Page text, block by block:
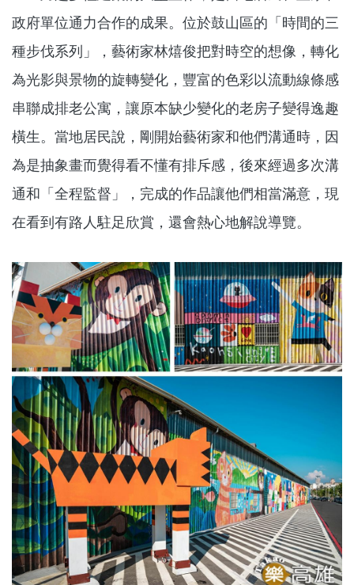
政府單位通力合作的成果。位於鼓山區的「時間的三
種步伐系列」，藝術家林熺俊把對時空的想像，轉化
為光影與景物的旋轉變化，豐富的色彩以流動線條感
串聯成排老公寓，讓原本缺少變化的老房子變得逸趣
橫生。當地居民說，剛開始藝術家和他們溝通時，因
為是抽象畫而覺得看不懂有排斥感，後來經過多次溝
通和「全程監督」，完成的作品讓他們相當滿意，現
在看到有路人駐足欣賞，還會熱心地解說導覽。